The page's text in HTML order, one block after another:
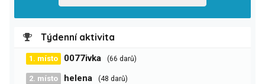
Týdenní aktivita
1. místo 0077ivka (66 darů)
2. místo helena (48 darů)